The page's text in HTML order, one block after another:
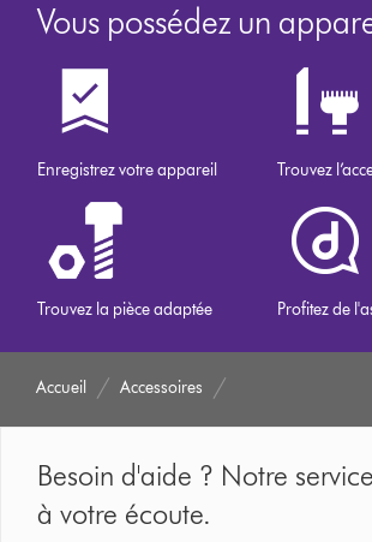
Vous possédez un
Enregistrez votre appareil Trouvez
Trouvez la pièce adaptée Profitez de
Accueil Accessoires
Besoin d'aide ? Notre
à votre écoute.